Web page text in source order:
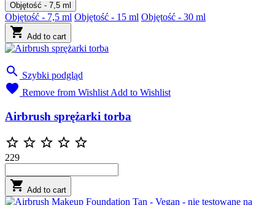
Objętość - 7,5 ml
Objętość - 7,5 ml Objętość - 15 ml Objętość - 30 ml
 Add to cart
 Szybki podgląd
 Remove from Wishlist Add to Wishlist
Airbrush sprężarki torba
    
229
 Add to cart